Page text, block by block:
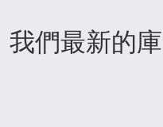
我們最新的